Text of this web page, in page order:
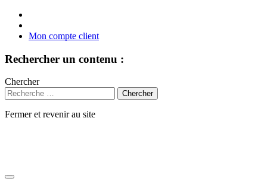
Mon compte client
Rechercher un contenu :
Chercher
Fermer et revenir au site